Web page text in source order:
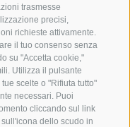
trasmesse
precisi,
richieste attivamente.
il tuo consenso senza
su "Accetta cookie,"
Utilizza il pulsante
scelte o "Rifiuta tutto"
necessari. Puoi
cliccando sul link
dello scudo in